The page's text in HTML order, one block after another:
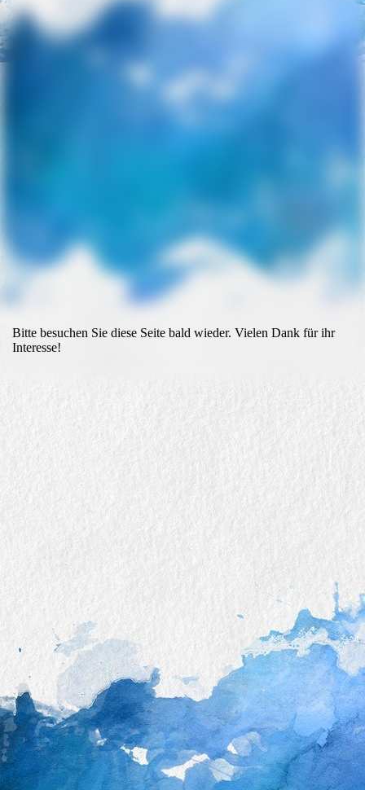
Bitte besuchen Sie diese Seite bald wieder. Vielen Dank für ihr
Interesse!